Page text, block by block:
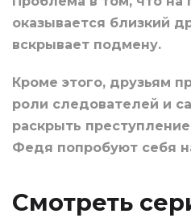
оказывается близкий
вскрывает подмену.
Кроме этого, друзьям
роли следователей и
раскрыть
Федя попробуют себя
Смотреть